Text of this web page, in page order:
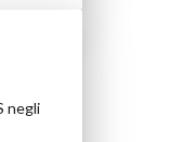
negli